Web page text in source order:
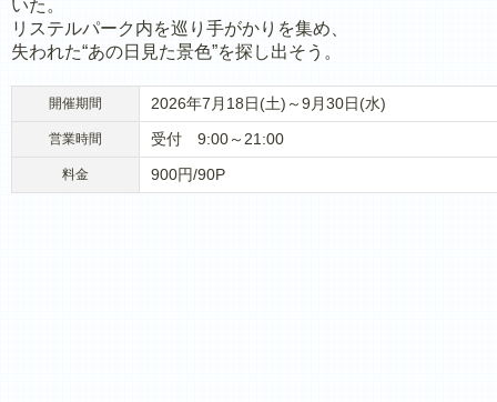
いた。
リステルパーク内を巡り手がかりを集め、
失われた“あの日見た景色”を探し出そう。
開催期間 2026年7月18日(土)～9月30日(水)
営業時間 受付 9:00～21:00
料金 900円/90P